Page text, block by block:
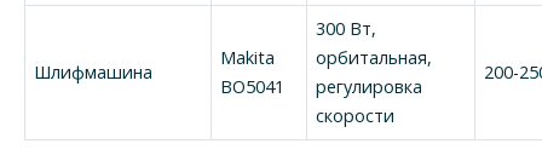
Шлифмашина
Makita
BO5041
300 Вт,
орбитальная,
регулировка
скорости
200-